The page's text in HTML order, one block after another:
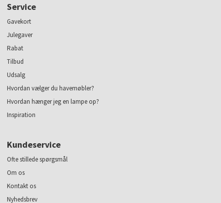
Service
Gavekort
Julegaver
Rabat
Tilbud
Udsalg
Hvordan vælger du havemøbler?
Hvordan hænger jeg en lampe op?
Inspiration
Kundeservice
Ofte stillede spørgsmål
Om os
Kontakt os
Nyhedsbrev